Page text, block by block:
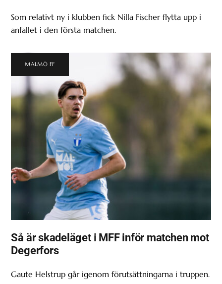
Som relativt ny i klubben fick Nilla Fischer flytta upp i
anfallet i den första matchen.
MALMÖ FF
Så är skadeläget i MFF inför matchen mot
Degerfors
Gaute Helstrup går igenom förutsättningarna i truppen.